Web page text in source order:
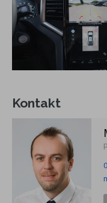
a cyklistov
Výstražný signál pre
bezpečnostné pásy
Centrálne
štartovaním so
Príplatková výbava
Alarm s kontrolou
ťažného zariadenia
Gumená podlaha vo
Multifunkčný volant
Vyhrievané čelné sklo
Kontakt